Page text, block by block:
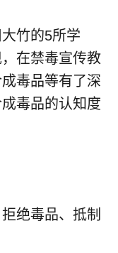
竹的5所学
在禁毒宣传教
毒品等有了深
毒品的认知度
绝毒品、抵制